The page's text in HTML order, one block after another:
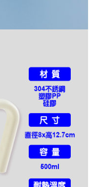
情形，本公司將視審查結果
額度並採取法律行動。